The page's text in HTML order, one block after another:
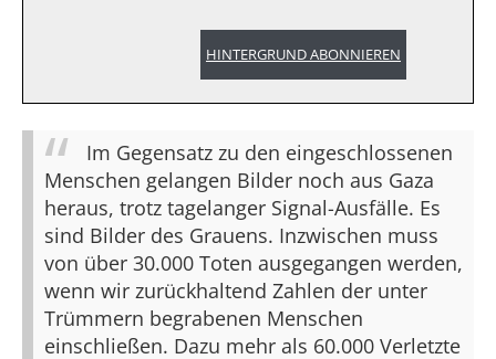
HINTERGRUND ABONNIEREN
Im Gegensatz zu den eingeschlossenen
Menschen gelangen Bilder noch aus Gaza
heraus, trotz tagelanger Signal-Ausfälle. Es
sind Bilder des Grauens. Inzwischen muss
von über 30.000 Toten ausgegangen werden,
wenn wir zurückhaltend Zahlen der unter
Trümmern begrabenen Menschen
einschließen. Dazu mehr als 60.000 Verletzte